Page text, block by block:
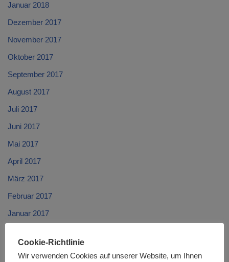
Januar 2018
Dezember 2017
November 2017
Oktober 2017
September 2017
August 2017
Juli 2017
Juni 2017
Mai 2017
April 2017
März 2017
Februar 2017
Januar 2017
November 2016
Cookie-Richtlinie
Wir verwenden Cookies auf unserer Website, um Ihnen